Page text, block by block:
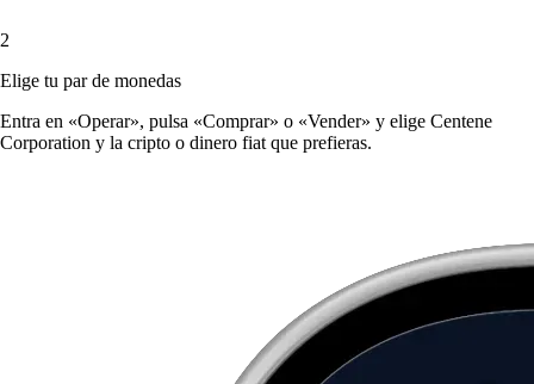
2
Elige tu par de monedas
Entra en «Operar», pulsa «Comprar» o «Vender» y elige Centene
Corporation y la cripto o dinero fiat que prefieras.